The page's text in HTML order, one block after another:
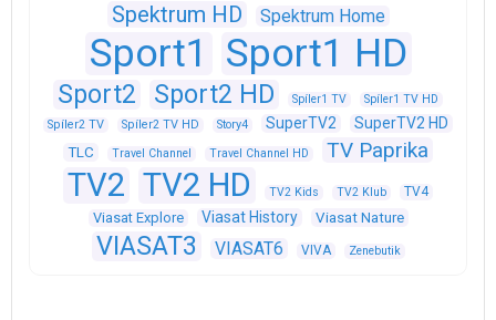
Spektrum HD
Spektrum Home
Sport1 Sport1 HD
Sport2 Sport2 HD Spíler1 TV
Spíler1 TV HD
Spíler2 TV
Spíler2 TV HD Story4 SuperTV2 SuperTV2 HD
TLC Travel Channel Travel Channel HD TV Paprika
TV2 TV2 HD TV2 Kids TV2 Klub TV4
Viasat Explore Viasat History Viasat Nature
VIASAT3 VIASAT6 VIVA Zenebutik